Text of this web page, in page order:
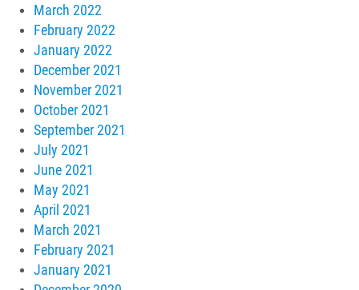
March 2022
February 2022
January 2022
December 2021
November 2021
October 2021
September 2021
July 2021
June 2021
May 2021
April 2021
March 2021
February 2021
January 2021